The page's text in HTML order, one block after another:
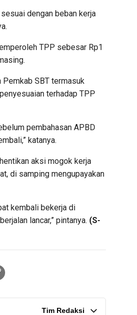
dengan beban kerja
TPP sebesar Rp1
Pemkab SBT termasuk
terhadap TPP
pembahasan APBD
katanya.
aksi mogok kerja
di samping mengupayakan
kembali bekerja di
lancar,” pintanya. (S-
Tim Redaksi